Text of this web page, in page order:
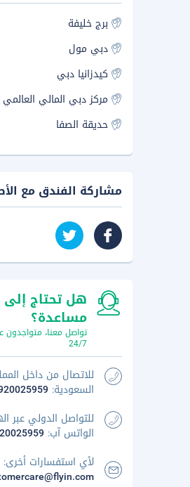
برج خليفة
دبي مول
كيدزانيا دبي
مركز دبي المالي العالمي
حديقة الصفا
مشاركة الفندق مع
هل تحتاج إلى
مساعدة؟
تواصل معنا، متواجدون
24/7
للاتصال من داخل
السعودية:
للتواصل الدولي عبر
الواتس آب:
لأي استفسارات أخرى: